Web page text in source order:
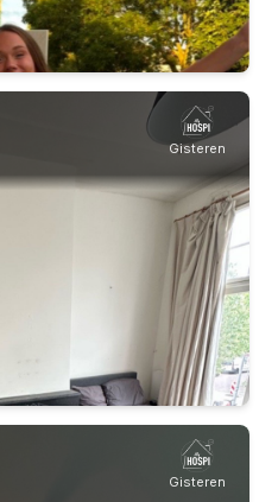
Gisteren
Gisteren